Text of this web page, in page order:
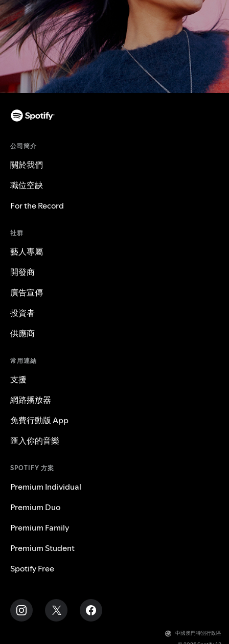
公司簡介
關於我們
職位空缺
For the Record
社群
藝人專屬
開發商
廣告宣傳
投資者
供應商
常用連結
支援
網路播放器
免費行動版 App
匯入你的音樂
SPOTIFY 方案
Premium Individual
Premium Duo
Premium Family
Premium Student
Spotify Free
中國澳門特別行政區